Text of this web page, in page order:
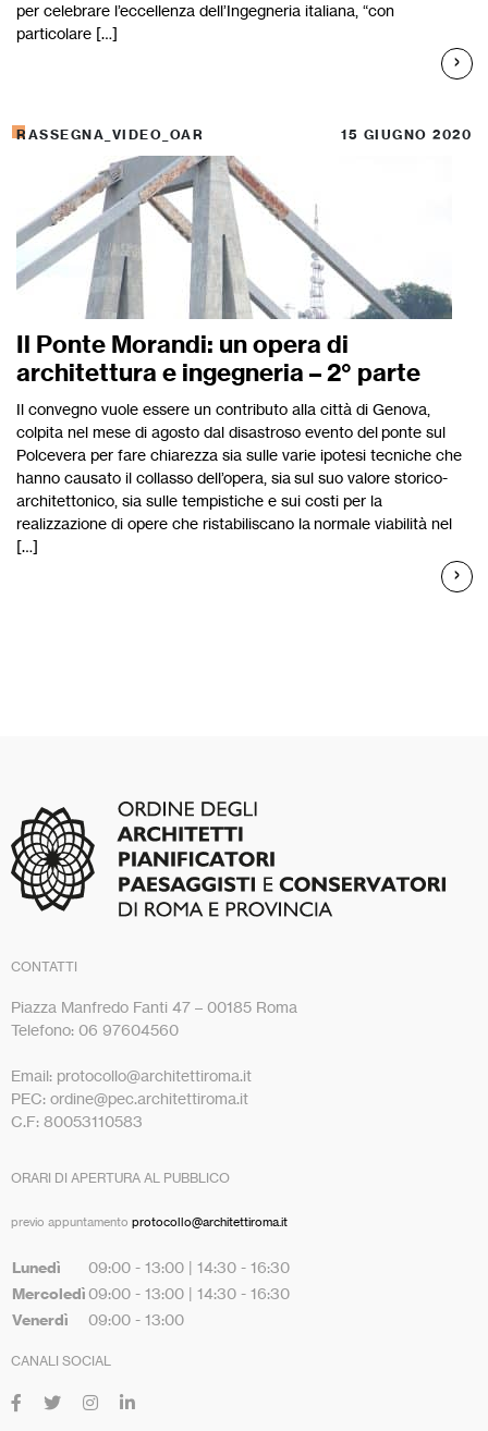
per celebrare l’eccellenza dell’Ingegneria italiana, “con
particolare […]
RASSEGNA_VIDEO_OAR 15 GIUGNO 2020
Il Ponte Morandi: un opera di
architettura e ingegneria – 2° parte
Il convegno vuole essere un contributo alla città di Genova,
colpita nel mese di agosto dal disastroso evento del ponte sul
Polcevera per fare chiarezza sia sulle varie ipotesi tecniche che
hanno causato il collasso dell’opera, sia sul suo valore storico-
architettonico, sia sulle tempistiche e sui costi per la
realizzazione di opere che ristabiliscano la normale viabilità nel
[…]
CONTATTI
Piazza Manfredo Fanti 47 – 00185 Roma
Telefono: 06 97604560
Email: protocollo@architettiroma.it
PEC: ordine@pec.architettiroma.it
C.F: 80053110583
ORARI DI APERTURA AL PUBBLICO
previo appuntamento protocollo@architettiroma.it
Lunedì 09:00 - 13:00 | 14:30 - 16:30
Mercoledì 09:00 - 13:00 | 14:30 - 16:30
Venerdì 09:00 - 13:00
CANALI SOCIAL